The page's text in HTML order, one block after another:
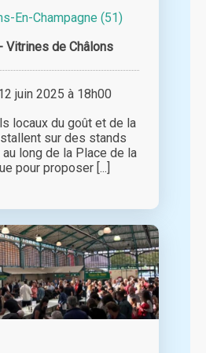
En-Champagne (51)
Vitrines de Châlons
juin 2025 à 18h00
locaux du goût et de la
sur des stands
long de la Place de la
pour proposer [...]